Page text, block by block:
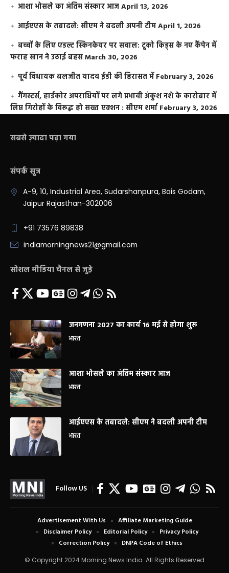
आशा भोसले का अंतिम संस्कार आजApril 13, 2026
आईएएस के तबादले: सीएम ने बदली अपनी टीमApril 1, 2026
बच्चों के लिए एडल्ट स्किनकेयर पर सवाल: टूको किड्स के नए कैंपेन में
फराह खान ने उठाई बहसMarch 30, 2026
पूर्व विधायक बलजीत यादव ईडी की हिरासत में February 3, 2026
गैंगस्टर्स, हार्डकोर अपराधियों पर लगे प्रभावी अंकुश नशे के कारोबार में
लिप्त गिरोहों के विरूद्ध हो सख्त एक्शन : सीएम शर्मा February 3, 2026
सबसे ज़्यादा पढ़ा गया
संपर्क सूत्र
A-9, 10, Industrial Area, Sudarshanpura, Bais Godam,
Jaipur Rajasthan-302006
+91 73576 89838
indiamorningnews21@gmail.com
सोशल मीडिया चैनल से जुड़े
जनगणना 2027 का कार्य 16 मई से होगा शुरू
भारत
आशा भोसले का अंतिम संस्कार आज
भारत
आईएएस के तबादले: सीएम ने बदली अपनी टीम
भारत
Follow US
© Copyright 2024 Morning News India. All Rights Reserved
Advertisement With Us
Affiliate Marketing Guide
Disclaimer Policy
Editorial Policy
Privacy Policy
Correction Policy
DNPA Code of Ethics